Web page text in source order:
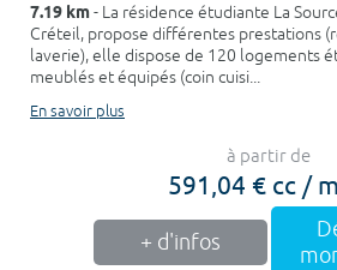
7.19 km- La résidence étudiante La
Créteil, propose différentes prestations
laverie), elle dispose de 120 logements
meublés et équipés (coin cuisi...
En savoir plus
à partir de
591,04 € cc /
+ d'infos